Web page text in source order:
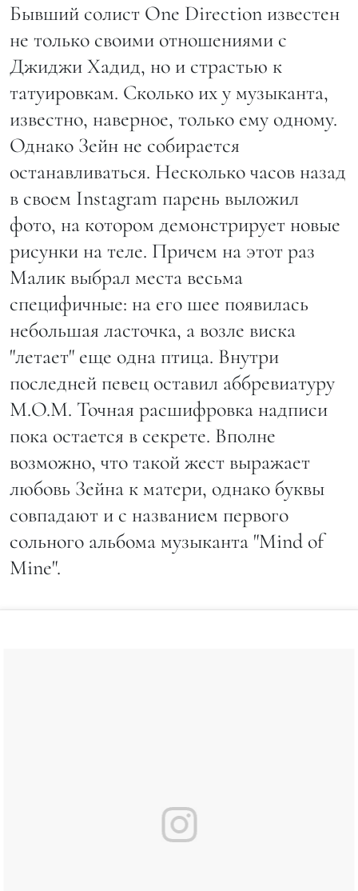
Бывший солист One Direction известен
не только своими отношениями с
Джиджи Хадид, но и страстью к
татуировкам. Сколько их у музыканта,
известно, наверное, только ему одному.
Однако Зейн не собирается
останавливаться. Несколько часов назад
в своем Instagram парень выложил
фото, на котором демонстрирует новые
рисунки на теле. Причем на этот раз
Малик выбрал места весьма
специфичные: на его шее появилась
небольшая ласточка, а возле виска
"летает" еще одна птица. Внутри
последней певец оставил аббревиатуру
M.O.M. Точная расшифровка надписи
пока остается в секрете. Вполне
возможно, что такой жест выражает
любовь Зейна к матери, однако буквы
совпадают и с названием первого
сольного альбома музыканта "Mind of
Mine".